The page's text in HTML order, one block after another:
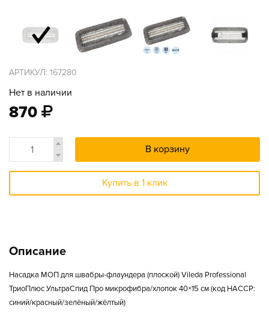
АРТИКУЛ: 167280
Нет в наличии
870
В корзину
Купить в 1 клик
Описание
Насадка МОП для швабры-флаундера (плоской) Vileda Professional
ТриоПлюс УльтраСпид Про микрофибра/хлопок 40×15 см (код НАССР:
синий/красный/зелёный/жёлтый)